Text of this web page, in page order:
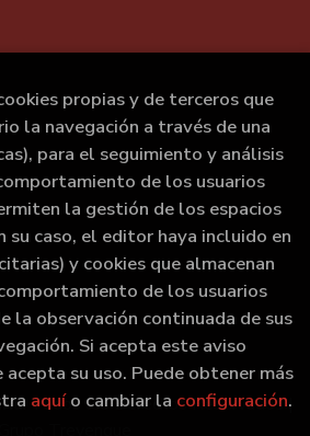
. Todos los Derechos Reservados |
propias y de terceros que
la navegación a través de una
para el seguimiento y análisis
de los usuarios
la gestión de los espacios
su caso, el editor haya incluido en
y cookies que almacenan
de los usuarios
la observación continuada de sus
Si acepta este aviso
acepta su uso. Puede obtener más
aquío cambiar la configuración.